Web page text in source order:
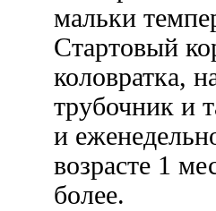
мальки
Стартовый
коловратка,
трубочник и
и
возрасте 1
более.